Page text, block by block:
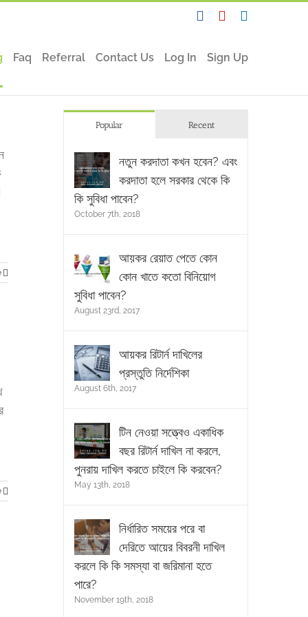
FacebookYouTube
Faq Referral Contact Us Log In Sign Up
Popular Recent
নতুন করদাতা কখন হবেন? এবং
করদাতা হলে সরকার থেকে কি
কি সুবিধা পাবেন?
October 7th, 2018
আয়কর রেয়াত পেতে কোন
কোন খাতে কতো বিনিয়োগ
সুবিধা পাবেন?
August 23rd, 2017
আয়কর রিটার্ন দাখিলের
প্রস্তুতি নির্দেশিকা
August 6th, 2017
টিন নেওয়া সত্ত্বেও একাধিক
বছর রিটার্ন দাখিল না করলে,
পুনরায় দাখিল করতে চাইলে কি করবেন?
May 13th, 2018
নির্ধারিত সময়ের পরে বা
দেরিতে আয়ের বিবরনী দাখিল
করলে কি কি সমস্যা বা জরিমানা হতে
পারে?
November 19th, 2018